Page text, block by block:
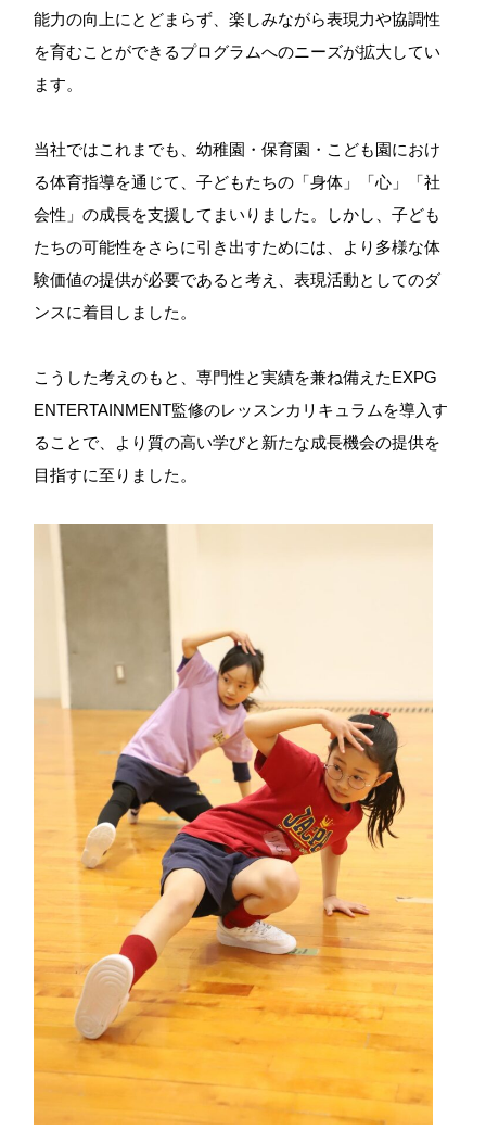
能力の向上にとどまらず、楽しみながら表現力や協調性
を育むことができるプログラムへのニーズが拡大してい
ます。
当社ではこれまでも、幼稚園・保育園・こども園におけ
る体育指導を通じて、子どもたちの「身体」「心」「社
会性」の成長を支援してまいりました。しかし、子ども
たちの可能性をさらに引き出すためには、より多様な体
験価値の提供が必要であると考え、表現活動としてのダ
ンスに着目しました。
こうした考えのもと、専門性と実績を兼ね備えたEXPG
ENTERTAINMENT監修のレッスンカリキュラムを導入す
ることで、より質の高い学びと新たな成長機会の提供を
目指すに至りました。